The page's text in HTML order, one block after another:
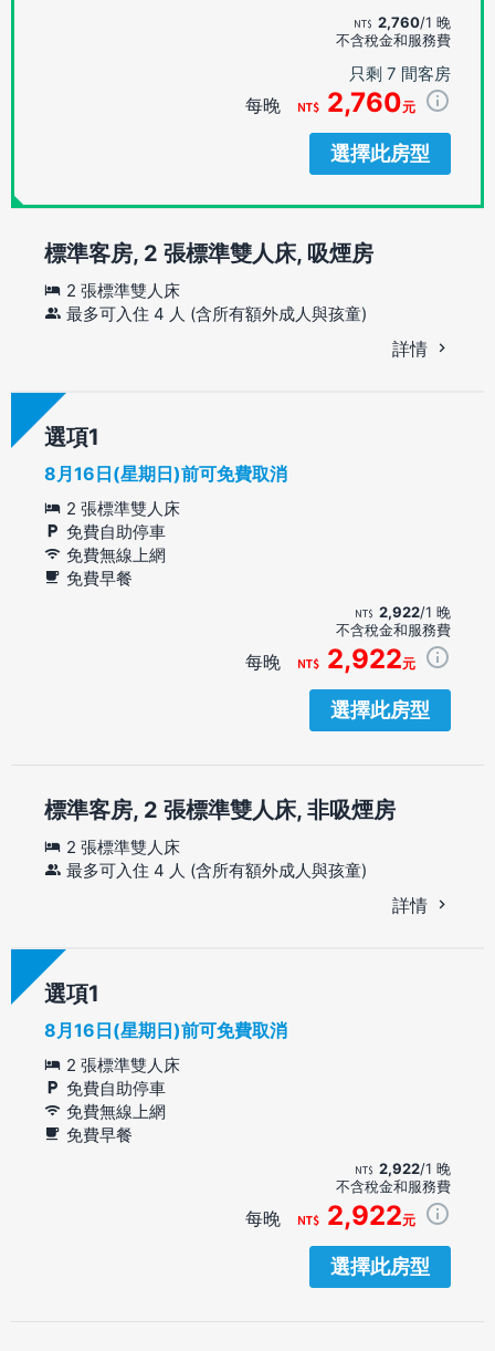
2,760/1 晚
不含稅金和服務費
只剩 7 間客房
每晚 2,760元
選擇此房型
標準客房, 2 張標準雙人床, 吸煙房
2 張標準雙人床
最多可入住 4 人 (含所有額外成人與孩童)
詳情
選項
8月16日(星期日)前可免費取消
2 張標準雙人床
免費自助停車
免費無線上網
免費早餐
2,922/1 晚
不含稅金和服務費
每晚 2,922元
選擇此房型
標準客房, 2 張標準雙人床, 非吸煙房
2 張標準雙人床
最多可入住 4 人 (含所有額外成人與孩童)
詳情
選項
8月16日(星期日)前可免費取消
2 張標準雙人床
免費自助停車
免費無線上網
免費早餐
2,922/1 晚
不含稅金和服務費
每晚 2,922元
選擇此房型